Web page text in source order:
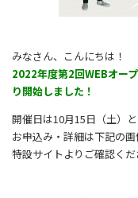
みなさん、こんにちは！
2022年度第2回WEBオー
り開始しました！
開催日は10月15日（土）と
お申込み・詳細は下記の
特設サイトよりご確認くだ